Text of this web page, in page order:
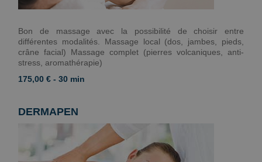
Bon de massage avec la possibilité de choisir entre
différentes modalités. Massage local (dos, jambes, pieds,
crâne facial) Massage complet (pierres volcaniques, anti-
stress, aromathérapie)
175,00 € - 30 min
DERMAPEN